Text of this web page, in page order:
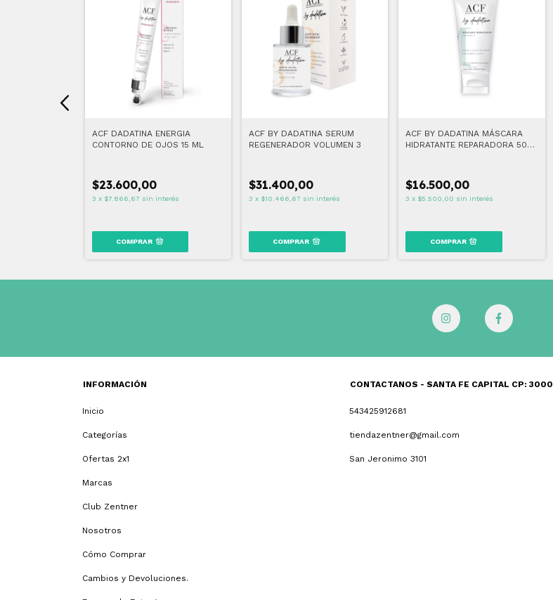
ACF DADATINA ENERGIA
CONTORNO DE OJOS 15 ML
$23.600,00
3 x $7.866,67 sin interés
ACF BY DADATINA SERUM
REGENERADOR VOLUMEN 3
$31.400,00
3 x $10.466,67 sin interés
ACF BY DADATINA MÁSCARA
HIDRATANTE REPARADORA 50
$16.500,00
3 x $5.500,00 sin interés
INFORMACIÓN
Inicio
Categorías
Ofertas 2x1
Marcas
Club Zentner
Nosotros
Cómo Comprar
Cambios y Devoluciones.
CONTACTANOS - SANTA FE CAPITAL CP: 3000
543425912681
tiendazentner@gmail.com
San Jeronimo 3101